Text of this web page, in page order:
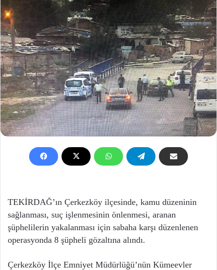
TEKİRDAĞ’ın Çerkezköy ilçesinde, kamu düzeninin
sağlanması, suç işlenmesinin önlenmesi, aranan
şüphelilerin yakalanması için sabaha karşı düzenlenen
operasyonda 8 şüpheli gözaltına alındı.
Çerkezköy İlçe Emniyet Müdürlüğü’nün Kümeevler